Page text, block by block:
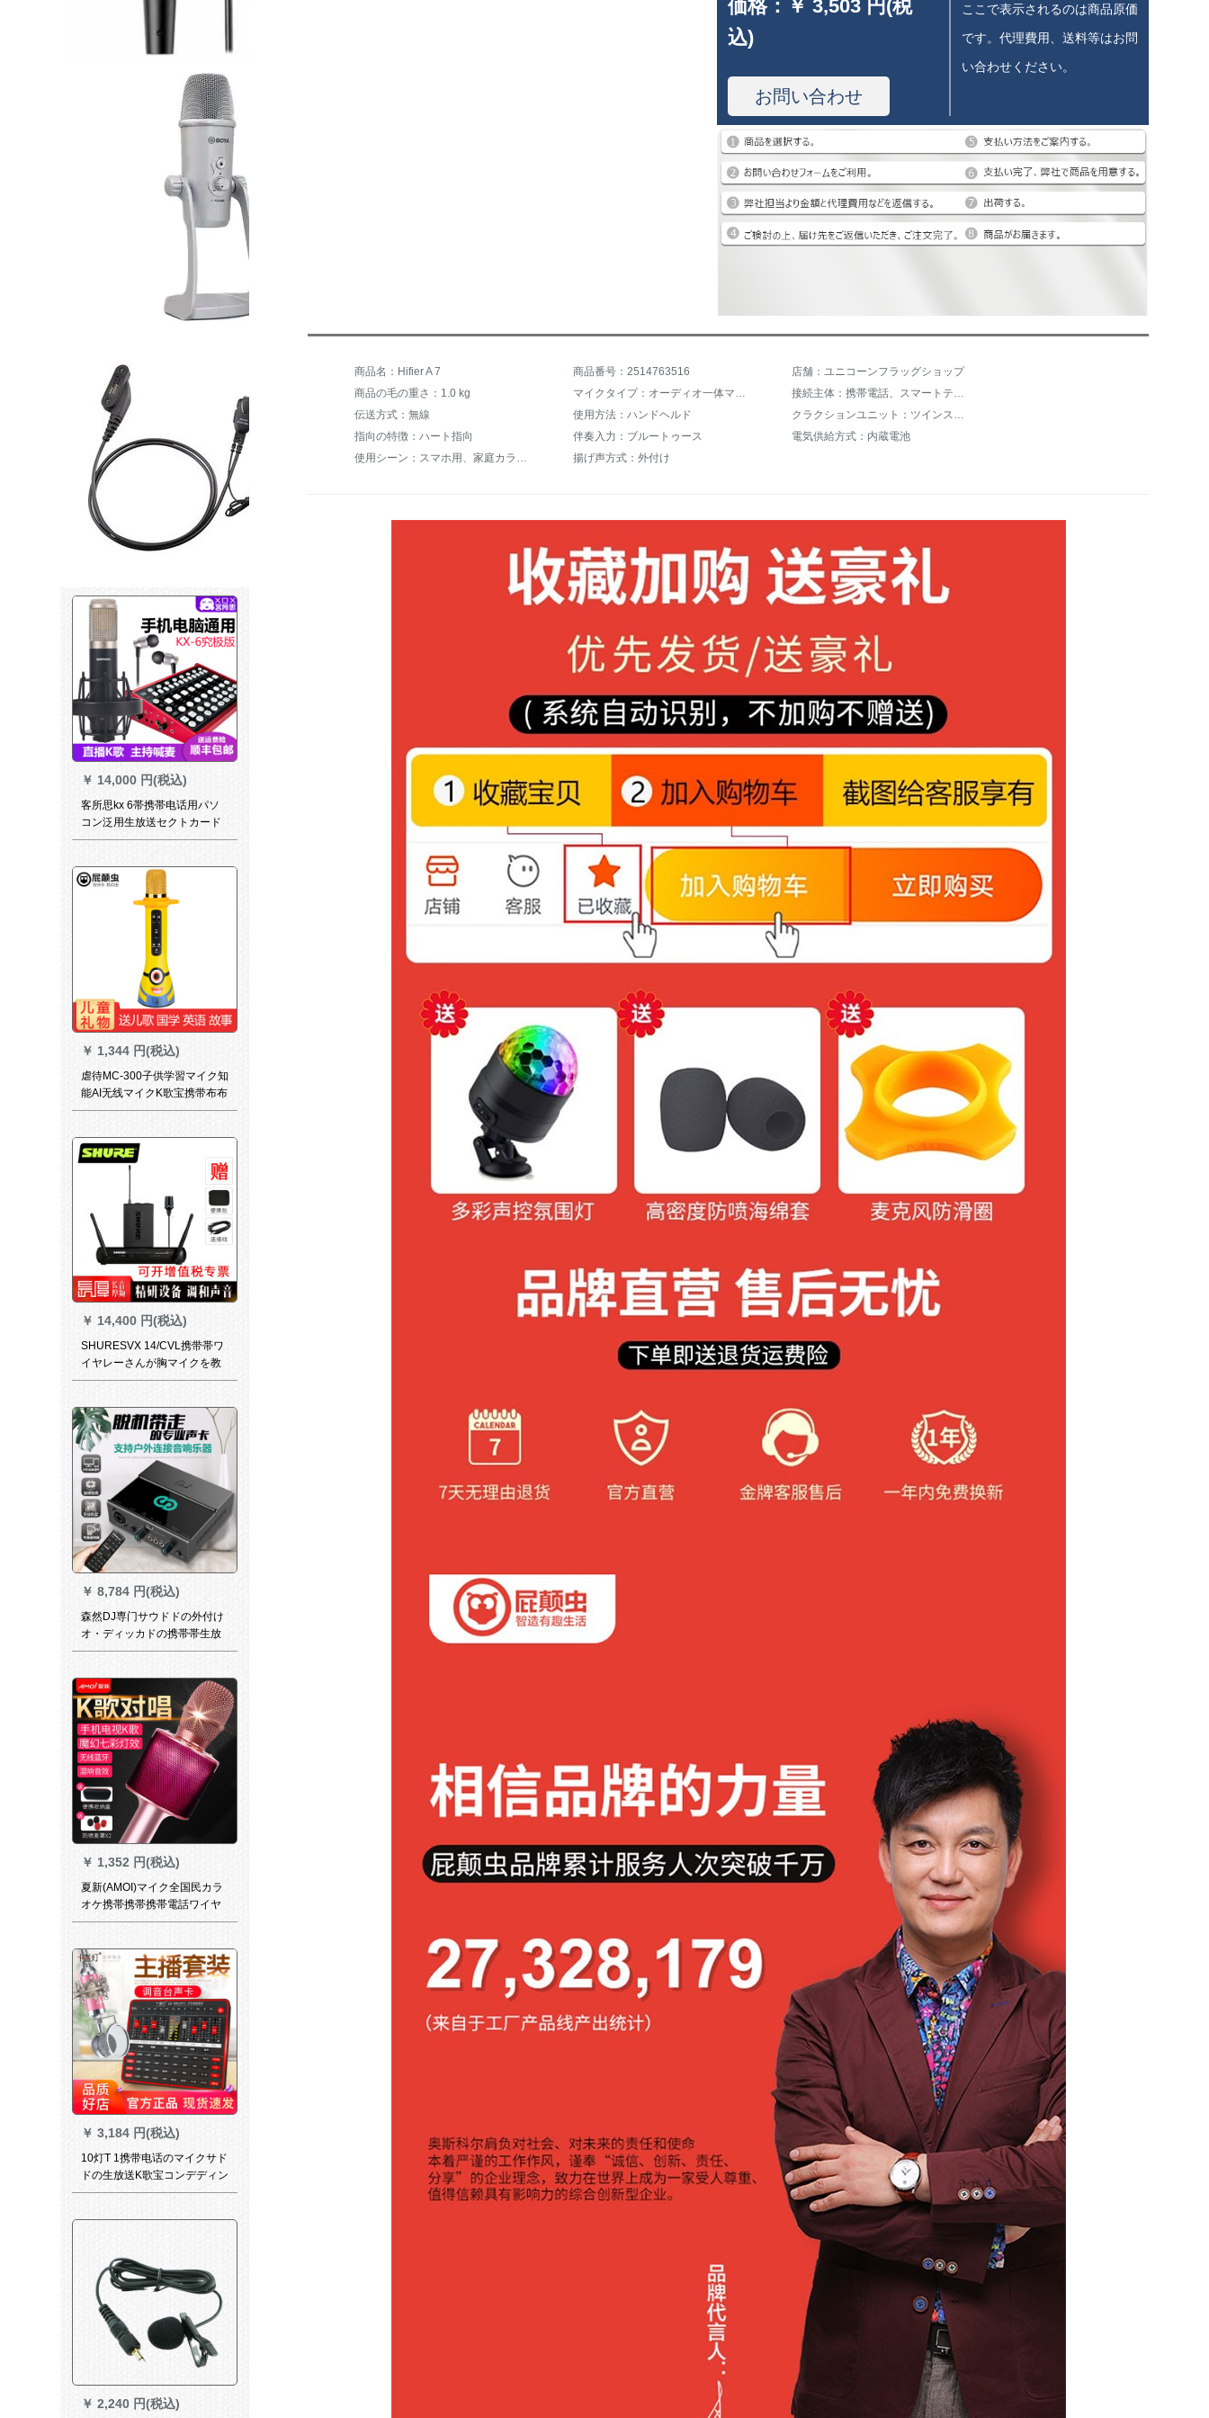
￥ 14,000 円(税込)
客所思kx 6帯携帯电话用パソ
コン泛用生放送セクトカード
デスクスクスクは同K歌克6-7
￥ 1,344 円(税込)
虐待MC-300子供学習マイク知
能AI无线マイクK歌宝携带布布
鲁トゥルス歌を歌にする子供
+マッカバーを送る】
￥ 14,400 円(税込)
SHURESVX 14/CVL携带帯ワ
イヤレーさんが胸マイクを教
えてくれます。
￥ 8,784 円(税込)
森然DJ専门サウドドの外付け
オ・ディッカドの携帯帯生放
送音响カードドットコムのキ
カラオケ携帯电话のマイクの
速さの手ぶれの放送设备の名
前を付けてください。
￥ 1,352 円(税込)
夏新(AMOI)マイク全国民カラ
オケ携帯携帯携帯電話ワイヤ
レストールのトゥルス歌唱専
ーストリアは、一体のAndroid
Att共通K歌宝物マキロズを持
っています。
￥ 3,184 円(税込)
10灯T 1携带电话のマイクサド
ドの生放送K歌宝コンデディン
サービスPCの外付け设备调音
￥ 2,240 円(税込)
価格： ￥ 3,503 円(税
込)
お問い合わせ
ここで表示されるのは商品原価
です。代理費用、送料等はお問
い合わせください。
商品名：Hifier A 7 商品番号：2514763516
店舗：ユニコーンフラッグショップ
商品の毛の重さ：1.0 kg
マイクタイプ：オーディオ一体マイク
接続主体：携帯電話、スマートテレビ
伝送方式：無線
使用方法：ハンドヘルド
クラクションユニット：ツインスピーカー
指向の特徴：ハート指向
伴奏入力：ブルートゥース
電気供給方式：内蔵電池
使用シーン：スマホ用、家庭カラオケ、外で歌を歌います。
揚げ声方式：外付け